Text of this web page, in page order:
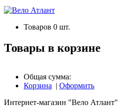
Товаров 0 шт.
Товары в корзине
Общая сумма:
Корзина | Оформить
Интернет-магазин "Вело Атлант"